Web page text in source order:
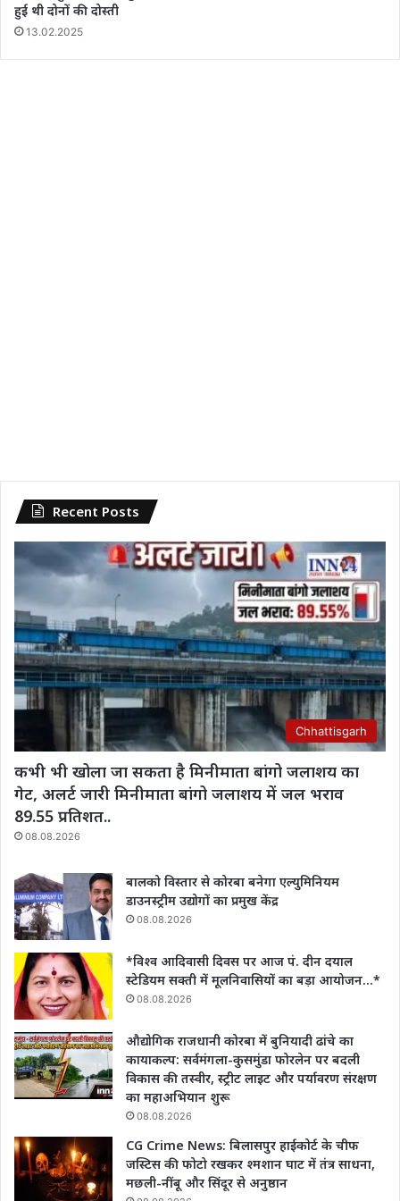
हुई थी दोनों की दोस्ती
13.02.2025
Recent Posts
Chhattisgarh
कभी भी खोला जा सकता है मिनीमाता बांगो जलाशय का
गेट, अलर्ट जारी मिनीमाता बांगो जलाशय में जल भराव
89.55 प्रतिशत..
08.08.2026
बालको विस्तार से कोरबा बनेगा एल्युमिनियम
डाउनस्ट्रीम उद्योगों का प्रमुख केंद्र
08.08.2026
*विश्व आदिवासी दिवस पर आज पं. दीन दयाल
स्टेडियम सक्ती में मूलनिवासियों का बड़ा आयोजन…*
08.08.2026
औद्योगिक राजधानी कोरबा में बुनियादी ढांचे का
कायाकल्प: सर्वमंगला-कुसमुंडा फोरलेन पर बदली
विकास की तस्वीर, स्ट्रीट लाइट और पर्यावरण संरक्षण
का महाअभियान शुरू
08.08.2026
CG Crime News: बिलासपुर हाईकोर्ट के चीफ
जस्टिस की फोटो रखकर श्मशान घाट में तंत्र साधना,
मछली-नींबू और सिंदूर से अनुष्ठान